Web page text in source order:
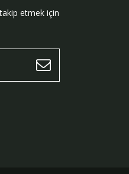
takip etmek için